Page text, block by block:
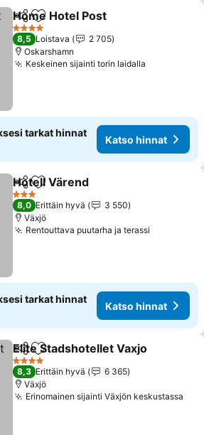
Jaa Lisää suosikkeihin
Home Hotel Post
4 Tähtiluokitus
8,5 Loistava
2 705
Oskarshamn
Keskeinen sijainti torin laidalla
tarkat hinnat
Katso hinnat
Jaa Lisää suosikkeihin
Hotell Värend
3 Tähtiluokitus
8,0 Erittäin hyvä
3 550
Växjö
Rentouttava puutarha ja terassi
tarkat hinnat
Katso hinnat
Jaa Lisää suosikkeihin
Elite Stadshotellet Vaxjo
4 Tähtiluokitus
8,3 Erittäin hyvä
6 365
Växjö
Erinomainen sijainti Växjön keskustassa